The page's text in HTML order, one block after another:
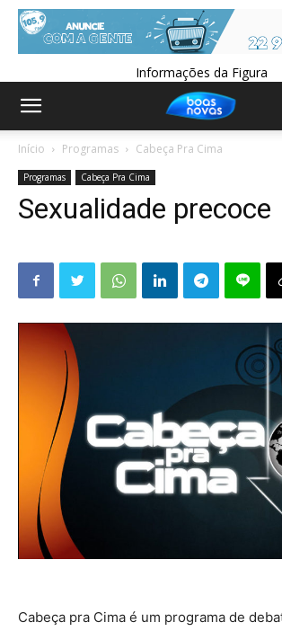
Informações da Figura
Início Programas Cabeça Pra Cima
Programas Cabeça Pra Cima
Sexualidade precoce
Cabeça pra Cima é um programa de